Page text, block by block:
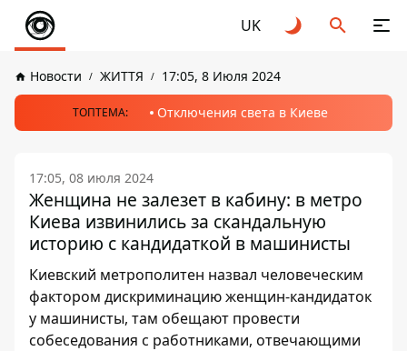
UK
Новости ЖИТТЯ 17:05, 8 Июля 2024
ТОПТЕМА: Отключения света в Киеве
17:05, 08 июля 2024
Женщина не залезет в кабину: в метро
Киева извинились за скандальную
историю с кандидаткой в машинисты
Киевский метрополитен назвал человеческим
фактором дискриминацию женщин-кандидаток
у машинисты, там обещают провести
собеседования с работниками, отвечающими